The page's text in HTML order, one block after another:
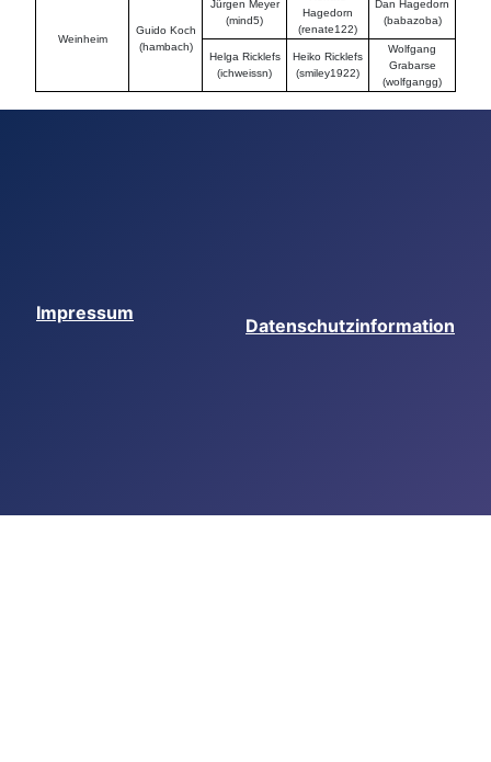
Weinheim
Guido Koch
(hambach)
Jürgen Meyer
(mind5)
Hagedorn
(renate122)
Dan Hagedorn
(babazoba)
Helga Ricklefs
(ichweissn)
Heiko Ricklefs
(smiley1922)
Wolfgang
Grabarse
(wolfgangg)
Impressum
Datenschutzinformation